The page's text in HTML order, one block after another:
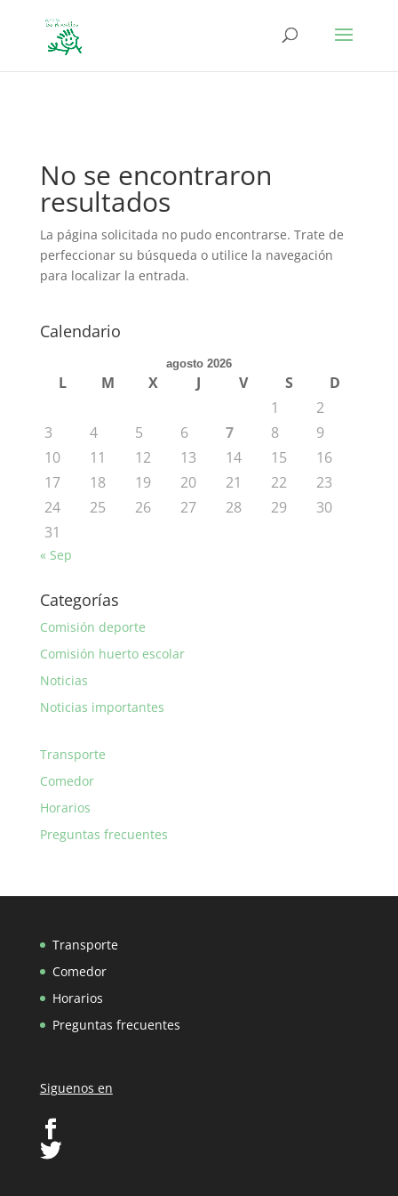
No se encontraron
resultados
La página solicitada no pudo encontrarse. Trate de
perfeccionar su búsqueda o utilice la navegación
para localizar la entrada.
Calendario
agosto 2026
L M X J V S
D
1
2
3
4 5 6 7 8
9
10
11 12 13 14 15
16
17
18 19 20 21 22
23
24
25 26 27 28 29
30
31
« Sep
Categorías
Comisión deporte
Comisión huerto escolar
Noticias
Noticias importantes
Transporte
Comedor
Horarios
Preguntas frecuentes
Transporte
Comedor
Horarios
Preguntas frecuentes
Siguenos en